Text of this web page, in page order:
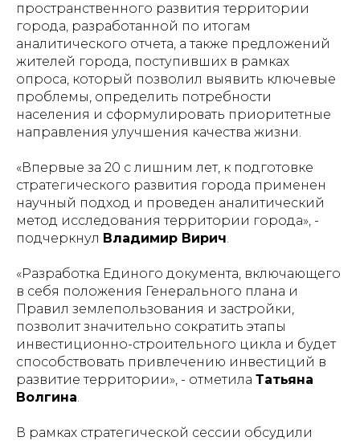
пространственного развития территории
города, разработанной по итогам
аналитического отчета, а также предложений
жителей города, поступивших в рамках
опроса, который позволил выявить ключевые
проблемы, определить потребности
населения и сформулировать приоритетные
направления улучшения качества жизни.
«Впервые за 20 с лишним лет, к подготовке
стратегического развития города применен
научный подход и проведен аналитический
метод исследования территории города», -
подчеркнул Владимир Вирич.
«Разработка Единого документа, включающего
в себя положения Генерального плана и
Правил землепользования и застройки,
позволит значительно сократить этапы
инвестиционно-строительного цикла и будет
способствовать привлечению инвестиций в
развитие территории», - отметила Татьяна
Волгина.
В рамках стратегической сессии обсудили